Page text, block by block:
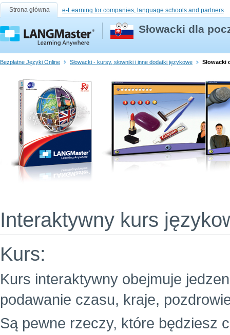
Strona główna e-Learning for companies, language schools and partners
Słowacki dla
Bezpłatne Języki Online Słowacki - kursy, słowniki i inne dodatki językowe Słowacki
Interaktywny kurs
Kurs:
Kurs interaktywny obejmuje
podawanie czasu, kraje,
Są pewne rzeczy, które będziesz